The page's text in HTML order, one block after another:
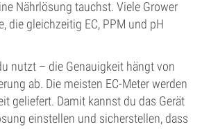
Nährlösung tauchst. Viele Grower
die gleichzeitig EC, PPM und pH
nutzt – die Genauigkeit hängt von
ab. Die meisten EC-Meter werden
geliefert. Damit kannst du das Gerät
einstellen und sicherstellen, dass